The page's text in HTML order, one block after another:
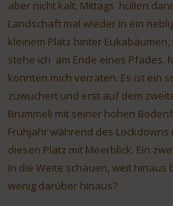
aber nicht kalt. Mittags hüllen
Landschaft mal wieder in ein
kleinem Platz hinter
stehe ich am Ende eines Pfades.
könnten mich verraten. Es ist ein
zuwuchert und erst auf dem
Brummeli mit seiner hohen
Frühjahr während des
diesen Platz mit Meerblick. Ein
In die Weite schauen, weit hinaus
wenig darüber hinaus?